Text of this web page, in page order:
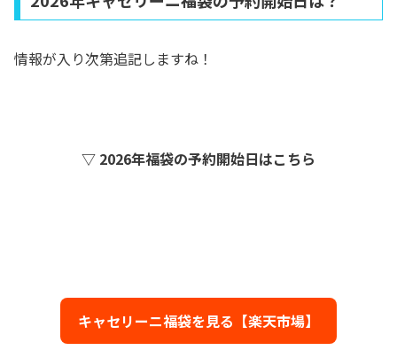
情報が入り次第追記しますね！
▽ 2026年福袋の予約開始日はこちら
キャセリーニ福袋を見る【楽天市場】